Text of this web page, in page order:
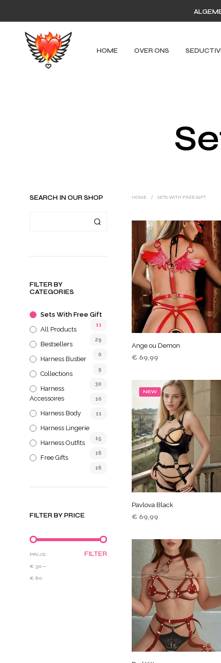
HOME OVER ONS
SEARCH IN OUR SHOP
FILTER BY
CATEGORIES
Sets With Free Gift
11
All Products
29
Bestsellers
0
Harness Bustier
9
Collections
30
Harness
Accessoires
10
Harness Body 11
Harness Lingerie
15
Harness Outfits
16
Free Gifts
16
FILTER BY PRICE
FILTER
PRIJS:
€ 30—
€ 80
HOME / SETS WITH FREE GIFT
Ange ou Demon
€ 69,99
WINKELWAGEN
NEW
Pavlova Black
€ 69,99
WINKELWAGEN